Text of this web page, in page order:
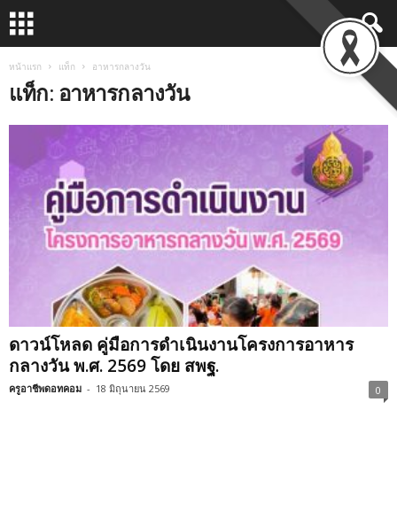
หน้าแรก แท็ก อาหารกลางวัน
แท็ก: อาหารกลางวัน
ดาวน์โหลด คู่มือการดำเนินงานโครงการอาหาร
กลางวัน พ.ศ. 2569 โดย สพฐ.
ครูอาชีพดอทคอม - 18 มิถุนายน 2569 0